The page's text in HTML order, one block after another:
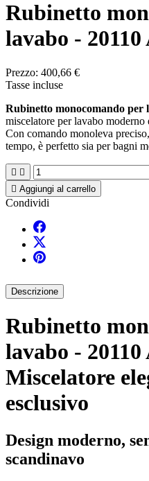
Rubinetto
lavabo -
Prezzo: 400,66 €
Tasse incluse
Rubinetto monocomando per
miscelatore per lavabo moderno
Con comando monoleva
tempo, è perfetto sia per bagni
 
 Aggiungi al carrello
Condividi
Descrizione
Rubinetto
lavabo -
Miscelatore
esclusivo
Design moderno,
scandinavo